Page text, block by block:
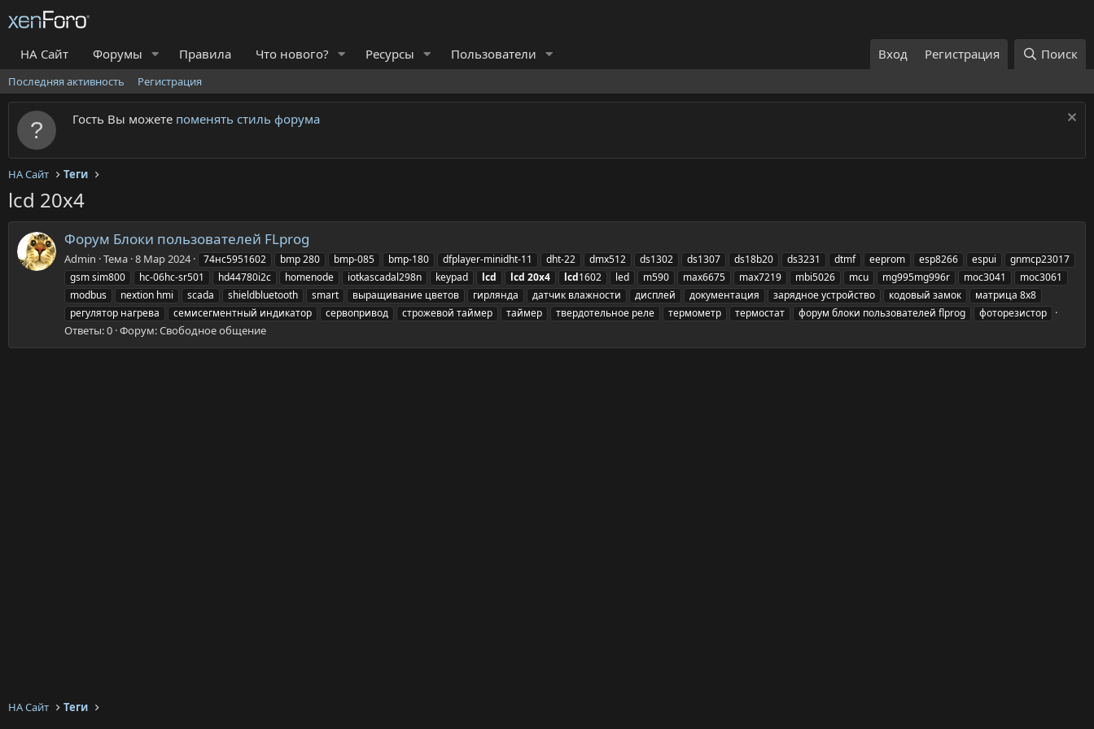
НА Сайт Форумы Правила Что нового? Ресурсы Пользователи Вход Регистрация Поиск
Последняя активность Регистрация
Гость Вы можете поменять стиль форума
НА Сайт Теги
lcd 20x4
Форум Блоки пользователей FLprog
Admin Тема 8 Мар 2024 74нс5951602 bmp 280 bmp-085 bmp-180 dfplayer-minidht-11 dht-22 dmx512 ds1302 ds1307 ds18b20 ds3231 dtmf eeprom esp8266 espui
gnmcp23017
gsm sim800
hc-06hc-sr501 hd44780i2c homenode iotkascadal298n keypad lcd lcd 20x4 lcd1602 led m590 max6675 max7219 mbi5026 mcu mg995mg996r moc3041
moc3061
modbus
nextion hmi scada shieldbluetooth smart выращивание цветов гирлянда датчик влажности дисплей документация зарядное устройство кодовый замок
матрица 8x8
регулятор нагрева
семисегментный индикатор сервопривод строжевой таймер таймер твердотельное реле термометр термостат форум блоки пользователей flprog фоторезистор
Ответы: 0 Форум:Свободное общение
НА Сайт Теги